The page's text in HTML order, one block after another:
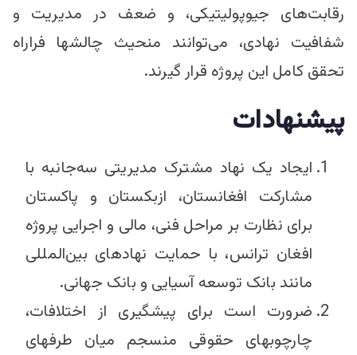
رقابت‌های جیوپولیتیکی، و ضعف در مدیریت و
شفافیت نهادی، می‌توانند من‎حیث چالش‎ها فراراه
تحقق کامل این پروژه قرار گیرند.
پیشنهادات
ایجاد یک نهاد مشترک مدیریتی سه‌جانبه با
مشارکت افغانستان، ازبکستان و پاکستان
برای نظارت بر مراحل فنی، مالی و اجرایی پروژه
افغان ترانس، با حمایت نهادهای بین‌المللی
مانند بانک توسعه آسیایی و بانک جهانی.
ضرورت است برای پیشگیری از اختلافات،
چارچوب‎های حقوقی منسجم میان طرف‎های